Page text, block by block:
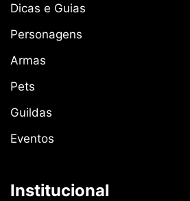
Dicas e Guias
Personagens
Armas
Pets
Guildas
Eventos
Institucional